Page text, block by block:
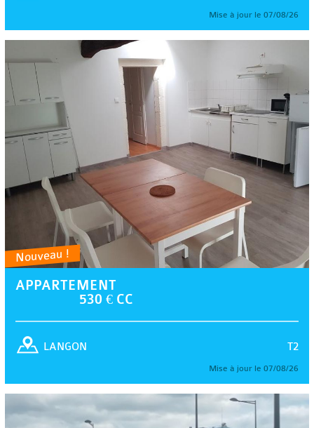
Mise à jour le 07/08/26
Nouveau !
APPARTEMENT
530 € CC
T2
LANGON
Mise à jour le 07/08/26